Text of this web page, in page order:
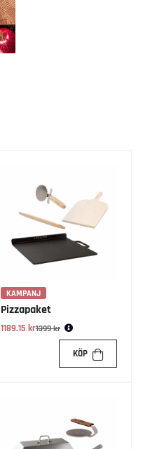
KAMPANJ
Pizzapaket
1189.15 kr
Ordinarie pris:
1399 kr
KÖP